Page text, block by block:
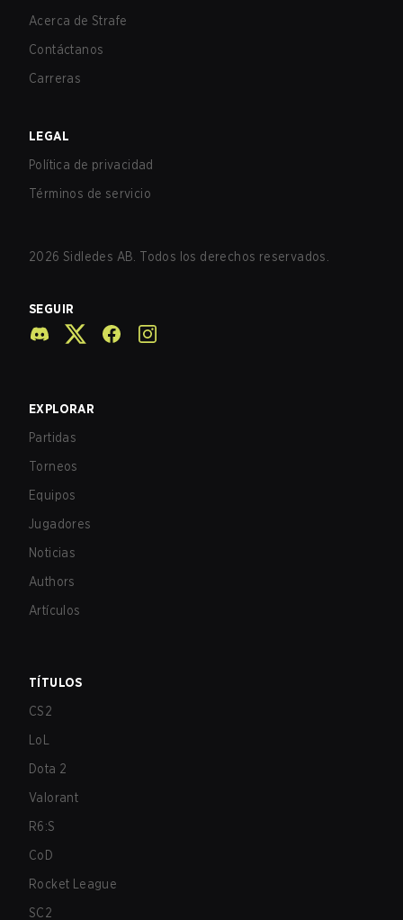
Acerca de Strafe
Contáctanos
Carreras
LEGAL
Política de privacidad
Términos de servicio
2026 Sidledes AB. Todos los derechos reservados.
SEGUIR
EXPLORAR
Partidas
Torneos
Equipos
Jugadores
Noticias
Authors
Artículos
TÍTULOS
CS2
LoL
Dota 2
Valorant
R6:S
CoD
Rocket League
SC2